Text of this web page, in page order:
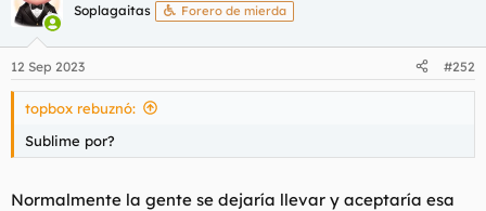
Soplagaitas Forero de mierda
12 Sep 2023 #252
topbox rebuznó:
Sublime por?
Normalmente la gente se dejaría llevar y aceptaría esa